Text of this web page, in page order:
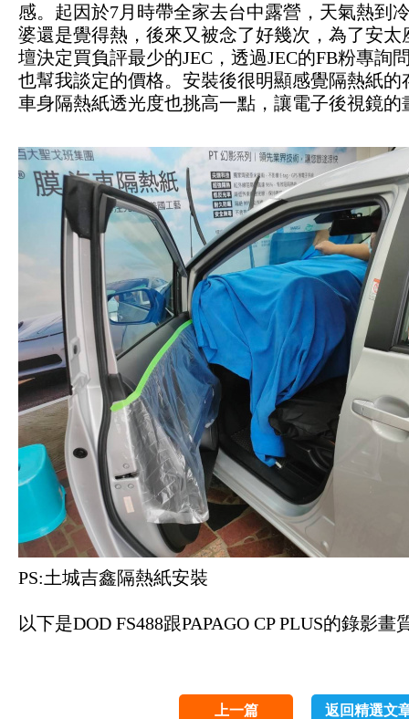
感。起因於7月時帶全家去台中露營，天氣熱到
婆還是覺得熱，後來又被念了好幾次，為了安
壇決定買負評最少的JEC，透過JEC的FB粉專詢
也幫我談定的價格。安裝後很明顯感覺隔熱紙
車身隔熱紙透光度也挑高一點，讓電子後視鏡
PS:土城吉鑫隔熱紙安裝
以下是DOD FS488跟PAPAGO CP PLUS的錄影畫
上一篇 返回精選文